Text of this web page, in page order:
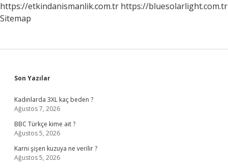
https://etkindanismanlik.com.tr https://bluesolarlight.com.tr
Sitemap
Sidebar
Son Yazılar
Kadınlarda 3XL kaç beden ?
Ağustos 7, 2026
BBC Türkçe kime ait ?
Ağustos 5, 2026
Karnı şişen kuzuya ne verilir ?
Ağustos 5, 2026